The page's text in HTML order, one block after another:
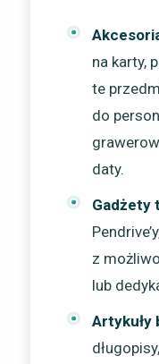
na karty,
te
do
daty.
Gadżety
z
lub
Artykuły